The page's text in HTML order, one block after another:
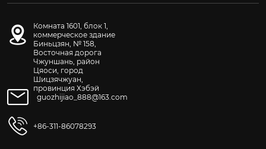
Комната 1601, блок 1,
коммерческое здание
Биньцзян, № 158,
Восточная дорога
Чжуншань, район
Цяоси, город
Шицзячжуан,
провинция Хэбэй
guozhijiao_888@163.com
+86-311-86078293